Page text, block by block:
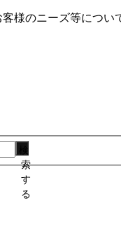
様のニーズ等につ
索
す
る